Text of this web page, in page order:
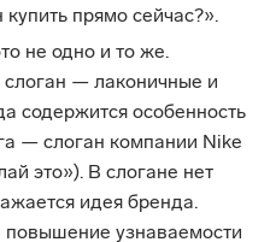
прямо сейчас?».
не одно и то же.
— лаконичные и
содержится особенность
— слоган компании Nike
это»). В слогане нет
идея бренда.
повышение узнаваемости